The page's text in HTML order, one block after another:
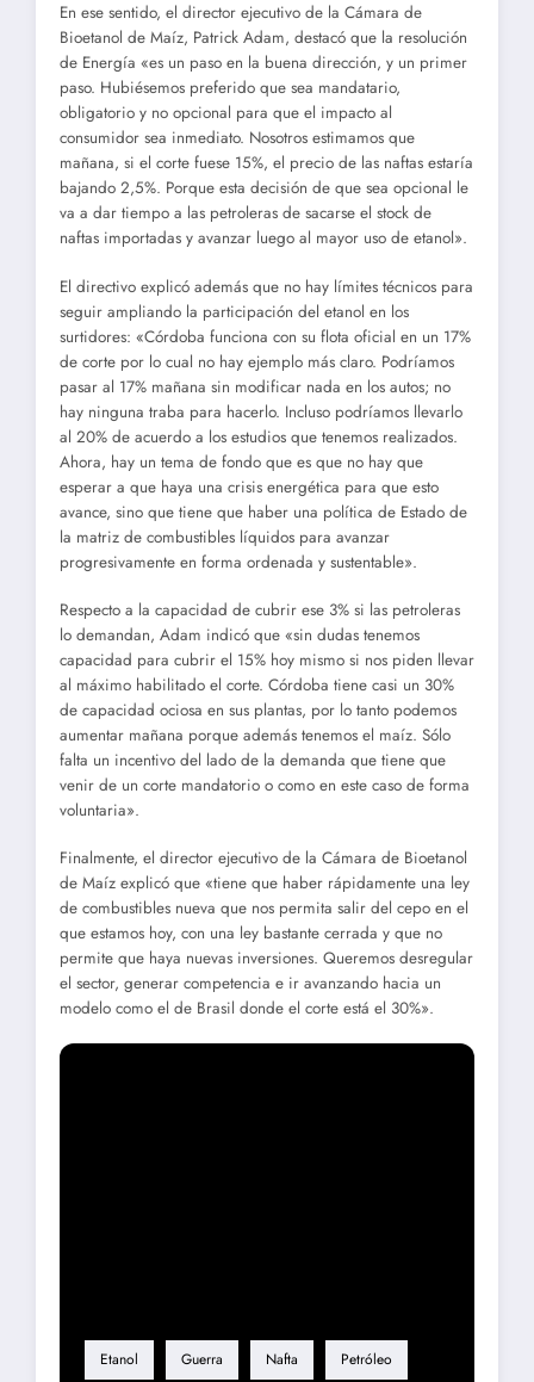
En ese sentido, el director ejecutivo de la Cámara de
Bioetanol de Maíz, Patrick Adam, destacó que la resolución
de Energía «es un paso en la buena dirección, y un primer
paso. Hubiésemos preferido que sea mandatario,
obligatorio y no opcional para que el impacto al
consumidor sea inmediato. Nosotros estimamos que
mañana, si el corte fuese 15%, el precio de las naftas estaría
bajando 2,5%. Porque esta decisión de que sea opcional le
va a dar tiempo a las petroleras de sacarse el stock de
naftas importadas y avanzar luego al mayor uso de etanol».
El directivo explicó además que no hay límites técnicos para
seguir ampliando la participación del etanol en los
surtidores: «Córdoba funciona con su flota oficial en un 17%
de corte por lo cual no hay ejemplo más claro. Podríamos
pasar al 17% mañana sin modificar nada en los autos; no
hay ninguna traba para hacerlo. Incluso podríamos llevarlo
al 20% de acuerdo a los estudios que tenemos realizados.
Ahora, hay un tema de fondo que es que no hay que
esperar a que haya una crisis energética para que esto
avance, sino que tiene que haber una política de Estado de
la matriz de combustibles líquidos para avanzar
progresivamente en forma ordenada y sustentable».
Respecto a la capacidad de cubrir ese 3% si las petroleras
lo demandan, Adam indicó que «sin dudas tenemos
capacidad para cubrir el 15% hoy mismo si nos piden llevar
al máximo habilitado el corte. Córdoba tiene casi un 30%
de capacidad ociosa en sus plantas, por lo tanto podemos
aumentar mañana porque además tenemos el maíz. Sólo
falta un incentivo del lado de la demanda que tiene que
venir de un corte mandatorio o como en este caso de forma
voluntaria».
Finalmente, el director ejecutivo de la Cámara de Bioetanol
de Maíz explicó que «tiene que haber rápidamente una ley
de combustibles nueva que nos permita salir del cepo en el
que estamos hoy, con una ley bastante cerrada y que no
permite que haya nuevas inversiones. Queremos desregular
el sector, generar competencia e ir avanzando hacia un
modelo como el de Brasil donde el corte está el 30%».
Etanol Guerra Nafta Petróleo